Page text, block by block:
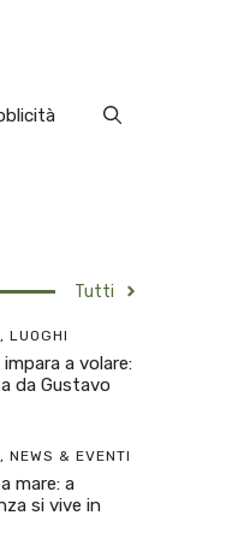
Tutti
, LUOGHI
a volare:
da Gustavo
, NEWS & EVENTI
mare: a
si vive in